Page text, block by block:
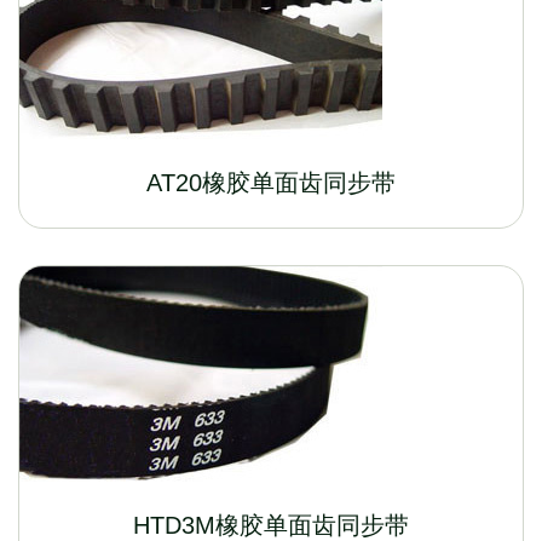
AT20橡胶单面齿同步带
HTD3M橡胶单面齿同步带